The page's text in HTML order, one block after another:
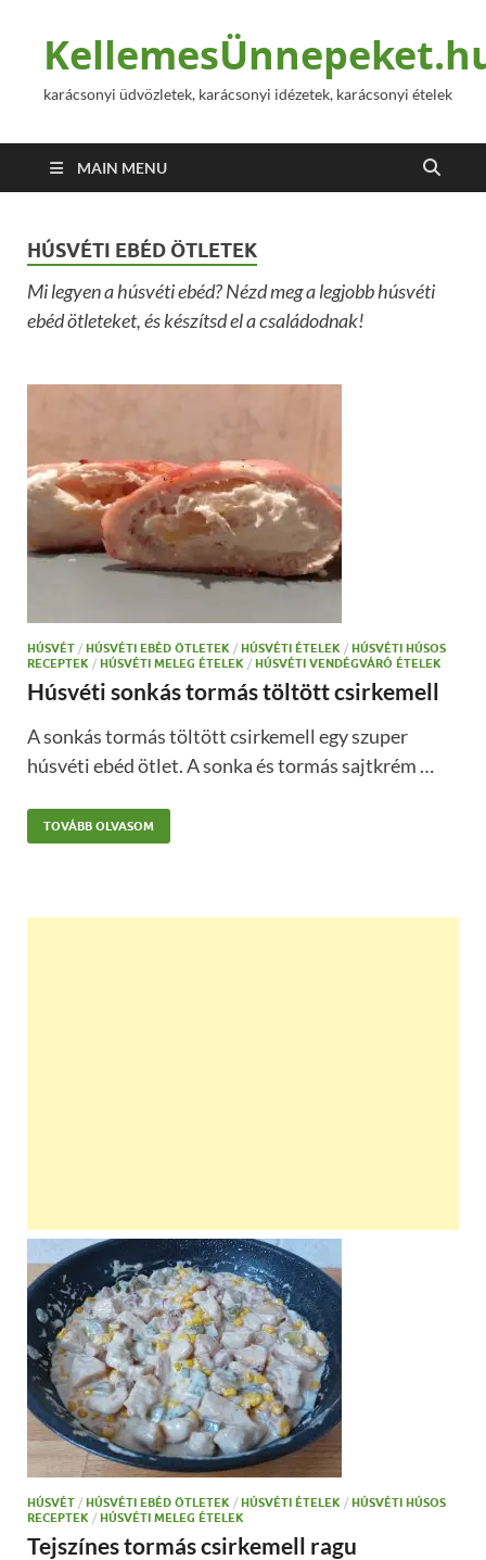
karácsonyi üdvözletek, karácsonyi idézetek, karácsonyi ételek
MAIN MENU
HÚSVÉTI EBÉD ÖTLETEK
Mi legyen a húsvéti ebéd? Nézd meg a legjobb húsvéti
ebéd ötleteket, és készítsd el a családodnak!
HÚSVÉT / HÚSVÉTI EBÉD ÖTLETEK / HÚSVÉTI ÉTELEK / HÚSVÉTI HÚSOS
RECEPTEK / HÚSVÉTI MELEG ÉTELEK / HÚSVÉTI VENDÉGVÁRÓ ÉTELEK
Húsvéti sonkás tormás töltött csirkemell
A sonkás tormás töltött csirkemell egy szuper
húsvéti ebéd ötlet. A sonka és tormás sajtkrém …
TOVÁBB OLVASOM
HÚSVÉT / HÚSVÉTI EBÉD ÖTLETEK / HÚSVÉTI ÉTELEK / HÚSVÉTI HÚSOS
RECEPTEK / HÚSVÉTI MELEG ÉTELEK
Tejszínes tormás csirkemell ragu